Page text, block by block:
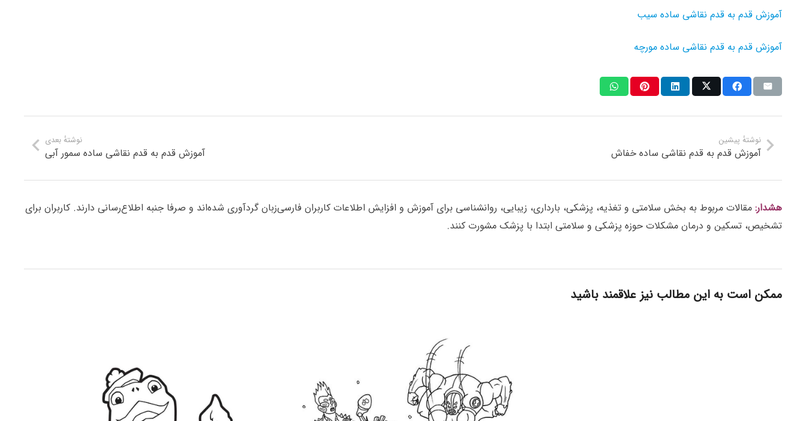
آموزش قدم به قدم نقاشی ساده سیب
آموزش قدم به قدم نقاشی ساده مورچه
نوشتهٔ بعدی
آموزش قدم به قدم نقاشی ساده سمور آبی
نوشتهٔ پیشین
آموزش قدم به قدم نقاشی ساده خفاش
هشدار: مقالات مربوط به بخش سلامتی و تغذیه، پزشکی، بارداری، زیبایی، روانشناسی برای آموزش و افزایش اطلاعات کاربران فارسی‌زبان گردآوری شده‌اند و صرفا جنبه اطلاع‌رسانی دارند. کاربران برای
تشخیص، تسکین و درمان مشکلات حوزه پزشکی و سلامتی ابتدا با پزشک مشورت کنند.
ممکن است به این مطالب نیز علاقمند باشید